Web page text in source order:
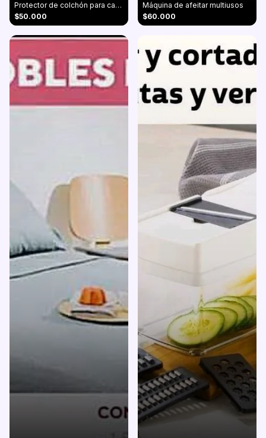
Protector de colchón para cama doble antifluidos
$50.000
Máquina de afeitar multiusos
$60.000